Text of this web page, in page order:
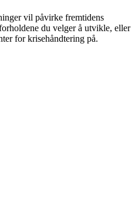
vil påvirke fremtidens
du velger å utvikle, eller
for krisehåndtering på.